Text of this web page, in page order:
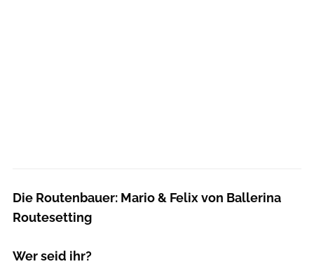
Die Routenbauer: Mario & Felix von Ballerina
Routesetting
Wer seid ihr?